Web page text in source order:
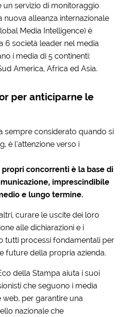
un servizio di monitoraggio
nuova alleanza internazionale
Media Intelligence) è
6 società leader nel media
i media di 5 continenti:
America, Africa ed Asia.
per anticiparne le
sempre considerato quando si
è l’attenzione verso i
concorrenti è la base di
imprescindibile
e lungo termine.
curare le uscite dei loro
alle dichiarazioni e i
tutti processi fondamentali per
future della propria azienda.
della Stampa aiuta i suoi
che seguono i media
per garantire una
nazionale che